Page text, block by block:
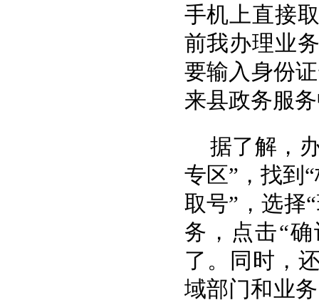
手机上直接
前我办理业
要输入身份
来县政务服
据了解，
专区”，找到
取号”，选择
务，点击“
了。同时，
域部门和业